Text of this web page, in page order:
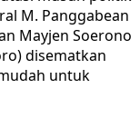
M. Panggabean
Mayjen Soerono
disematkan
untuk